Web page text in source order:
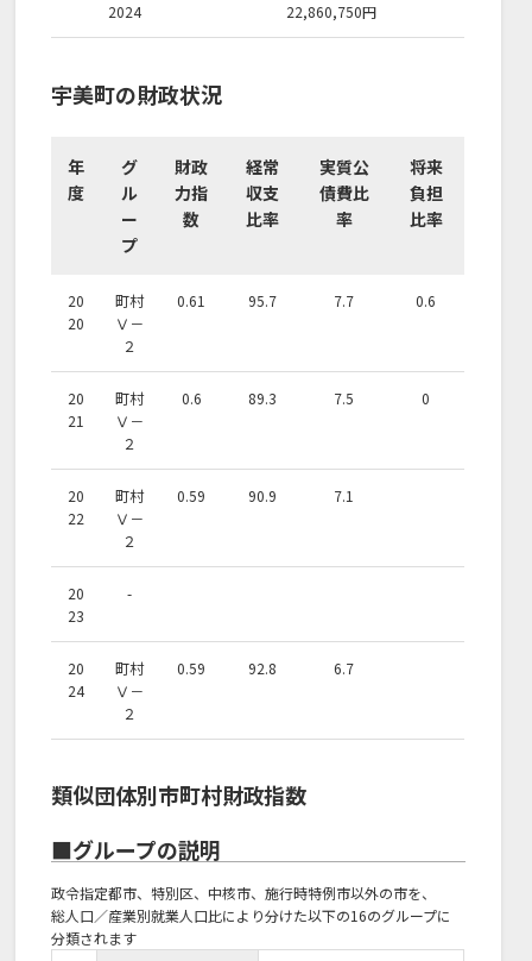
2024 22,860,750円
宇美町の財政状況
年
度
グ
ル
ー
プ
財政
力指
数
経常
収支
比率
実質公
債費比
率
将来
負担
比率
20
20
町村
Ⅴ－
２
0.61 95.7 7.7 0.6
20
21
町村
Ⅴ－
２
0.6 89.3 7.5 0
20
22
町村
Ⅴ－
２
0.59 90.9 7.1
20
23
-
20
24
町村
Ⅴ－
２
0.59 92.8 6.7
類似団体別市町村財政指数
■グループの説明
政令指定都市、特別区、中核市、施行時特例市以外の市を、
総人口／産業別就業人口比により分けた以下の16のグループに
分類されます